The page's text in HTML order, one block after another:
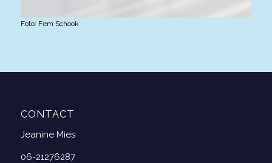
Foto: Fem Schook
CONTACT
Jeanine Mies
06-21276287